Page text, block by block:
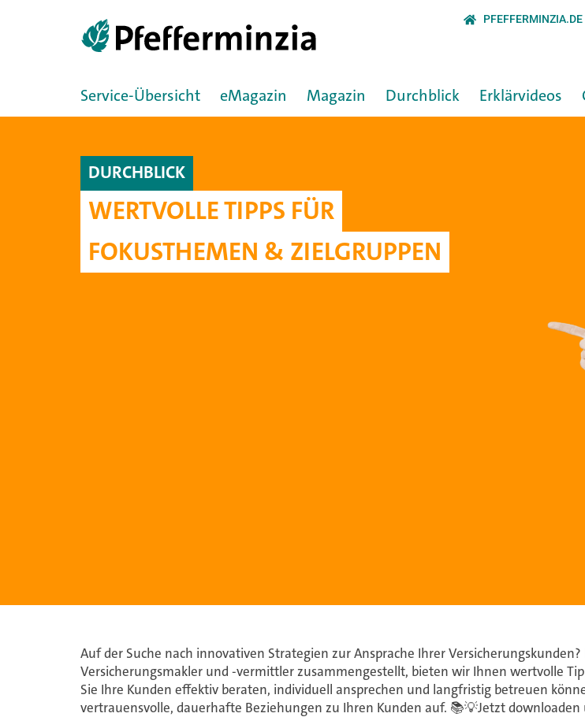
PFEFFERMINZIA.DE
Service-Übersicht eMagazin Magazin Durchblick Erklärvideos
DURCHBLICK
WERTVOLLE TIPPS FÜR
FOKUSTHEMEN & ZIELGRUPPEN
Auf der Suche nach innovativen Strategien zur Ansprache Ihrer
Versicherungsmakler und -vermittler zusammengestellt, bieten wir Ihnen wertvolle
Sie Ihre Kunden effektiv beraten, individuell ansprechen und langfristig betreuen
vertrauensvolle, dauerhafte Beziehungen zu Ihren Kunden auf. 📚💡Jetzt